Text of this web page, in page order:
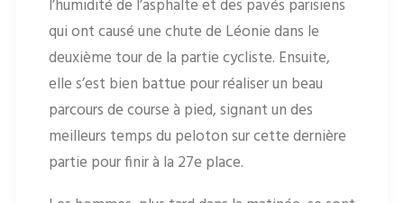
l’humidité de l’asphalte et des pavés parisiens
qui ont causé une chute de Léonie dans le
deuxième tour de la partie cycliste. Ensuite,
elle s’est bien battue pour réaliser un beau
parcours de course à pied, signant un des
meilleurs temps du peloton sur cette dernière
partie pour finir à la 27e place.